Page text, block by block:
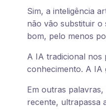
Sim, a inteligência
não vão substituir o
bom, pelo menos
A IA tradicional nos
conhecimento. A IA
Em outras palavras,
recente, ultrapassa